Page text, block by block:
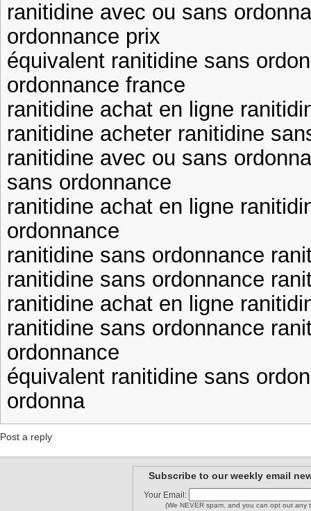
ranitidine avec ou sans
ordonnance prix
équivalent ranitidine sans
ordonnance france
ranitidine achat en ligne
ranitidine acheter ranitidine
ranitidine avec ou sans
sans ordonnance
ranitidine achat en ligne
ordonnance
ranitidine sans ordonnance
ranitidine sans ordonnance
ranitidine achat en ligne
ranitidine sans ordonnance
ordonnance
équivalent ranitidine sans
ordonna
Post a reply
Subscribe to our weekly email
Your Email:
(We NEVER spam, and you can opt out any